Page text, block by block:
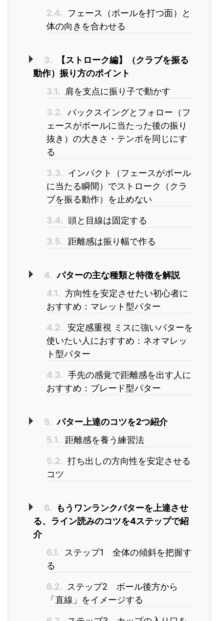
2.4.
フェース（ボールを打つ面）と
体の向きを合わせる
3.
【ストローク編】（クラブを振る
動作）振り方のポイント
3.1.
肩を支点に振り子で動かす
3.2. バックスイングとフォロー（フ
ェースがボールに当たった後の振り
抜き）の大きさ・テンポを同じにす
る
3.3.
インパクト（フェースがボール
に当たる瞬間）でストローク（クラ
ブを振る動作）を止めない
3.4. 頭と目線は固定する
3.5. 距離感は振り幅で作る
4. パターの主な種類と特徴を解説
4.1. 方向性を安定させたい初心者に
おすすめ：マレット型パター
4.2. 安定感重視 ミスに強いパターを
使いたい人におすすめ：ネオマレッ
ト型パター
4.3. 手先の感覚で距離感を出す人に
おすすめ：ブレード型パター
5. パター上達のコツを2つ紹介
5.1. 距離感を養う練習法
5.2. 打ち出しの方向性を安定させる
コツ
6.
もうワンランクパターを上達させ
る、ライン読みのコツを4ステップで紹
介
6.1.
ステップ1 全体の傾斜を把握す
る
6.2.
ステップ2 ボール後方から
「直線」をイメージする